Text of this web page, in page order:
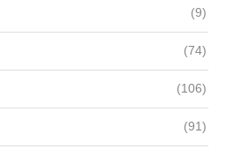
(9)
(74)
(106)
(91)